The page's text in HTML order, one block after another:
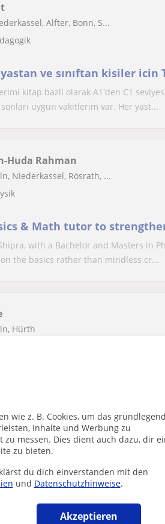
wie z. B. Cookies, um das
Inhalte und Werbung zu
messen. Dies dient auch dazu, dir
zu bieten.
du dich einverstanden mit den
und Datenschutzhinweise.
Akzeptieren
Alfter, Bonn, S...
ve sınıftan kisiler
kitap bazli olarak A1'den C1
uygun vakitlerim var. Her yast...
Huda Rahman
Niederkassel, Rösrath, ...
& Math tutor to
with a Bachelor and Masters in
the basics rather than mindless cr...
Hürth
Alltagsbegleiterin
ich bin Mare. Ich bin 24 Jahre als und
Babysitter. Selbst habe ich 9 G...